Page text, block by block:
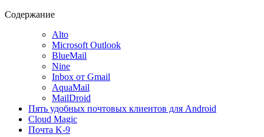
Содержание
Alto
Microsoft Outlook
BlueMail
Nine
Inbox от Gmail
AquaMail
MailDroid
Пять удобных почтовых клиентов для Android
Cloud Magic
Почта K-9